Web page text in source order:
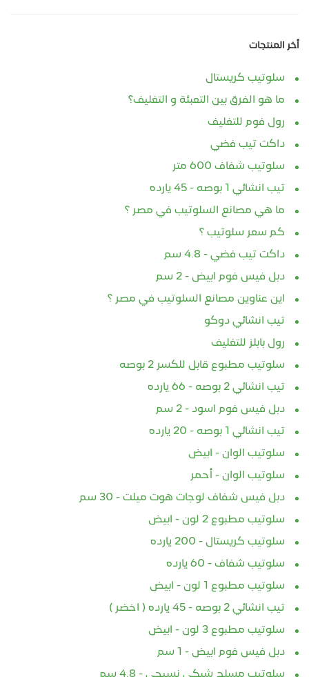
أخر المنتجات
سلوتيب كريستال
ما هو الفرق بين التعبئة و التغليف؟
رول فوم للتغليف
داكت تيب فضي
سلوتيب شفاف 600 متر
تيب انشائي 1 بوصه - 45 يارده
ما هي مصانع السلوتيب في مصر ؟
كم سعر سلوتيب ؟
داكت تيب فضي - 4.8 سم
دبل فيس فوم ابيض - 2 سم
اين عناوين مصانع السلوتيب في مصر ؟
تيب انشائي دوكو
رول بابلز للتغليف
سلوتيب مطبوع قابل للكسر 2 بوصه
تيب انشائي 2 بوصه - 66 يارده
دبل فيس فوم اسود - 2 سم
تيب انشائي 1 بوصه - 20 يارده
سلوتيب الوان - ابيض
سلوتيب الوان - أحمر
دبل فيس شفاف لوجات هوت ميلت - 30 سم
سلوتيب مطبوع 2 لون - ابيض
سلوتيب كريستال - 200 يارده
سلوتيب شفاف - 60 يارده
سلوتيب مطبوع 1 لون - ابيض
تيب انشائي 2 بوصه - 45 يارده ( اخضر )
سلوتيب مطبوع 3 لون - ابيض
دبل فيس فوم ابيض - 1 سم
سلوتيب مسلح شبكي نسيجي - 4.8 سم